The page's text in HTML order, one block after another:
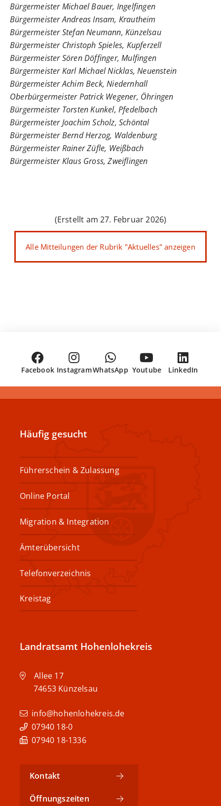
Bürgermeister Michael Bauer, Ingelfingen
Bürgermeister Andreas Insam, Krautheim
Bürgermeister Stefan Neumann, Künzelsau
Bürgermeister Christoph Spieles, Kupferzell
Bürgermeister Sören Döffinger, Mulfingen
Bürgermeister Karl Michael Nicklas, Neuenstein
Bürgermeister Achim Beck, Niedernhall
Oberbürgermeister Patrick Wegener, Öhringen
Bürgermeister Torsten Kunkel, Pfedelbach
Bürgermeister Joachim Scholz, Schöntal
Bürgermeister Bernd Herzog, Waldenburg
Bürgermeister Rainer Züfle, Weißbach
Bürgermeister Klaus Gross, Zweiflingen
(Erstellt am 27. Februar 2026)
Alle Mitteilungen der Rubrik "Aktuelles" anzeigen
Facebook InstagramWhatsApp Youtube LinkedIn
Häufig gesucht
Führerschein & Zulassung
Online Portal
Migration & Integration
Ämterübersicht
Telefonverzeichnis
Kreistag
Landratsamt Hohenlohekreis
Allee 17
74653 Künzelsau
info@hohenlohekreis.de
07940 18-0
07940 18-1336
Kontakt
Öffnungszeiten